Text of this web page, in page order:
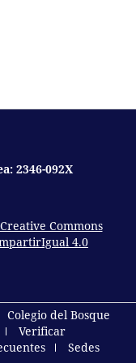
2346-092X
Commons
4.0
Colegio del Bosque
Verificar
Sedes